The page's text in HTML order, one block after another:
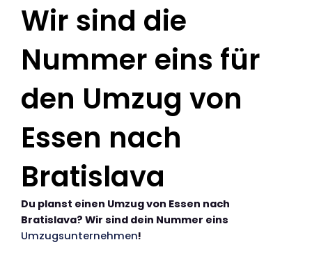
Wir sind die
Nummer eins für
den Umzug von
Essen nach
Bratislava
Du planst einen Umzug von Essen nach
Bratislava? Wir sind dein Nummer eins
Umzugsunternehmen!